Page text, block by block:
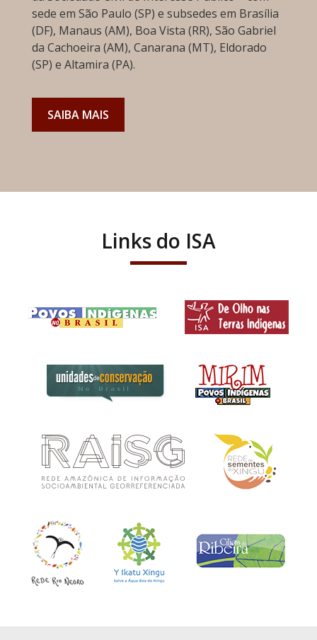
sede em São Paulo (SP) e subsedes em Brasília
(DF), Manaus (AM), Boa Vista (RR), São Gabriel
da Cachoeira (AM), Canarana (MT), Eldorado
(SP) e Altamira (PA).
SAIBA MAIS
Links do ISA